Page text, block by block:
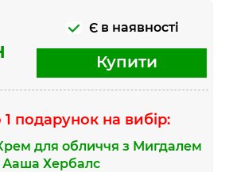
Є в наявності
Купити
подарунок на вибір:
для обличчя з Мигдалем
Ааша Хербалс